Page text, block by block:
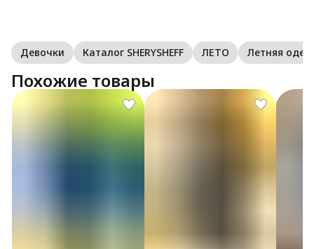
Девочки Каталог SHERYSHEFF ЛЕТО Летняя
Похожие товары